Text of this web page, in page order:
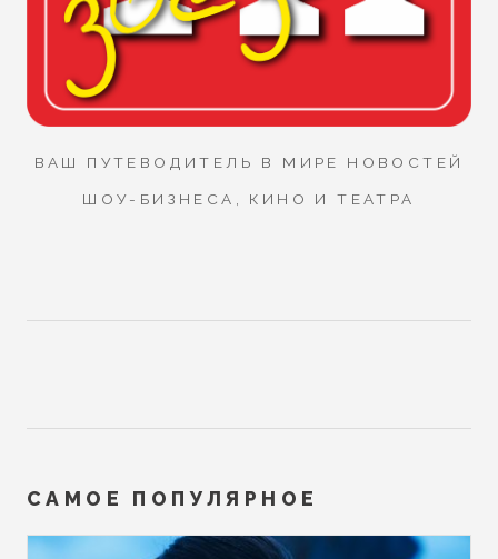
ВАШ ПУТЕВОДИТЕЛЬ В МИРЕ НОВОСТЕЙ
ШОУ-БИЗНЕСА, КИНО И ТЕАТРА
САМОЕ ПОПУЛЯРНОЕ